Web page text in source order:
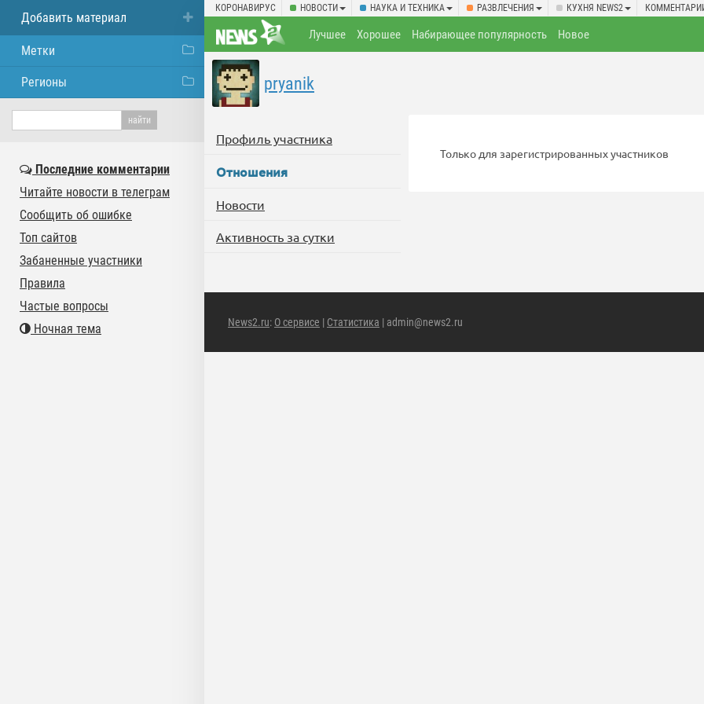
КОРОНАВИРУС НОВОСТИ НАУКА И ТЕХНИКА РАЗВЛЕЧЕНИЯ КУХНЯ NEWS2
Лучшее Хорошее Набирающее популярность Новое
pryanik
Профиль участника
Отношения
Новости
Активность за сутки
Только для зарегистрированных участников
News2.ru: О сервисе | Статистика | admin@news2.ru
Добавить материал
Метки
Регионы
Последние комментарии
Читайте новости в телеграм
Сообщить об ошибке
Топ сайтов
Забаненные участники
Правила
Частые вопросы
Ночная тема